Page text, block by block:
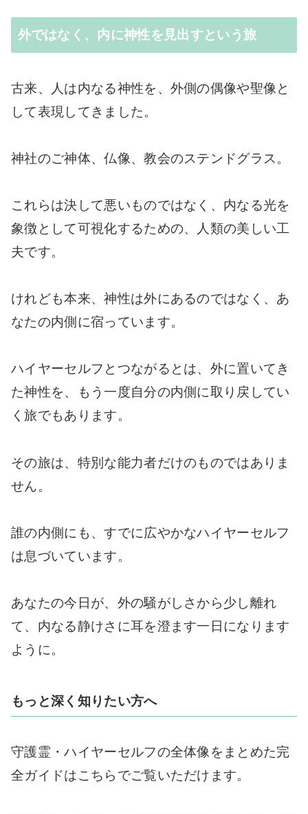
外ではなく、内に神性を見出すという旅
古来、人は内なる神性を、外側の偶像や聖像と
して表現してきました。
神社のご神体、仏像、教会のステンドグラス。
これらは決して悪いものではなく、内なる光を
象徴として可視化するための、人類の美しい工
夫です。
けれども本来、神性は外にあるのではなく、あ
なたの内側に宿っています。
ハイヤーセルフとつながるとは、外に置いてき
た神性を、もう一度自分の内側に取り戻してい
く旅でもあります。
その旅は、特別な能力者だけのものではありま
せん。
誰の内側にも、すでに広やかなハイヤーセルフ
は息づいています。
あなたの今日が、外の騒がしさから少し離れ
て、内なる静けさに耳を澄ます一日になります
ように。
もっと深く知りたい方へ
守護霊・ハイヤーセルフの全体像をまとめた完
全ガイドはこちらでご覧いただけます。